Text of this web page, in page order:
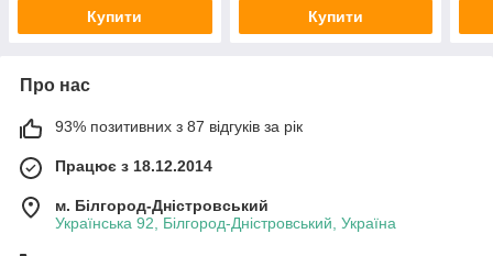
Купити Купити
Про нас
93% позитивних з 87 відгуків за рік
Працює з 18.12.2014
м. Білгород-Дністровський
Українська 92, Білгород-Дністровський, Україна